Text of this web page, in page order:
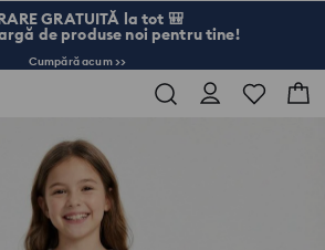
GRATUITĂ la tot 🎒
de produse noi pentru tine!
Cumpără acum >>